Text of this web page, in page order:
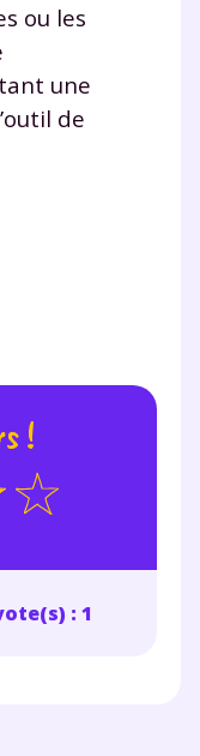
ou les
une
de
!
: 1
utilisée pour
vous
lien de
Pour
vous pouvez